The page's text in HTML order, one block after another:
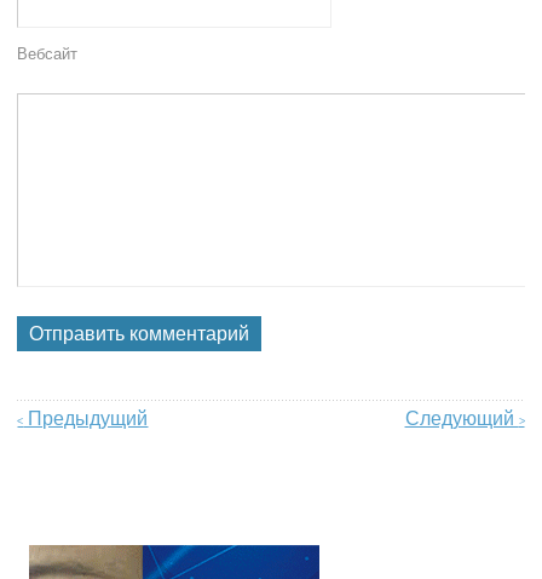
Вебсайт
< Предыдущий Следующий >